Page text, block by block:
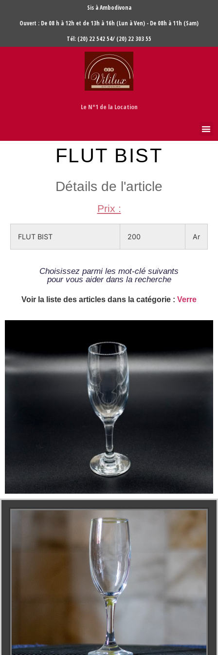
Sis à Ambodivona
Ouvert : De 08 h à 12h et de 13h à 16h (Lun à Ven) - De 08h à 11h (Sam)
Tél: (20) 22 542 54/ (20) 22 303 55
Le N°1 de la Location
FLUT BIST
Détails de l'article
Prix :
FLUT BIST 200 Ar
Choisissez parmi les mot-clé suivants
pour vous aider dans la recherche
Voir la liste des articles dans la catégorie : Verre